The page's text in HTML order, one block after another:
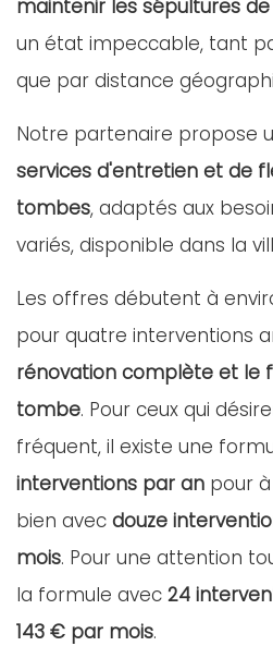
maintenir les sépultures
un état impeccable, tant
que par distance
Notre partenaire propose
services d'entretien et de
tombes, adaptés aux
variés, disponible dans la
Les offres débutent à
pour quatre interventions
rénovation complète et le
tombe. Pour ceux qui
fréquent, il existe une
interventions par an pour
bien avec douze
mois. Pour une attention
la formule avec 24
143 € par mois.